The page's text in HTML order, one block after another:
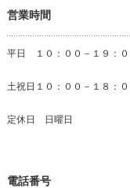
営業時間
平日 １０：００－１９：０
土祝日１０：００－１８：０
定休日 日曜日
電話番号